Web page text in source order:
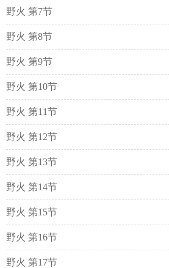
野火 第7节
野火 第8节
野火 第9节
野火 第10节
野火 第11节
野火 第12节
野火 第13节
野火 第14节
野火 第15节
野火 第16节
野火 第17节